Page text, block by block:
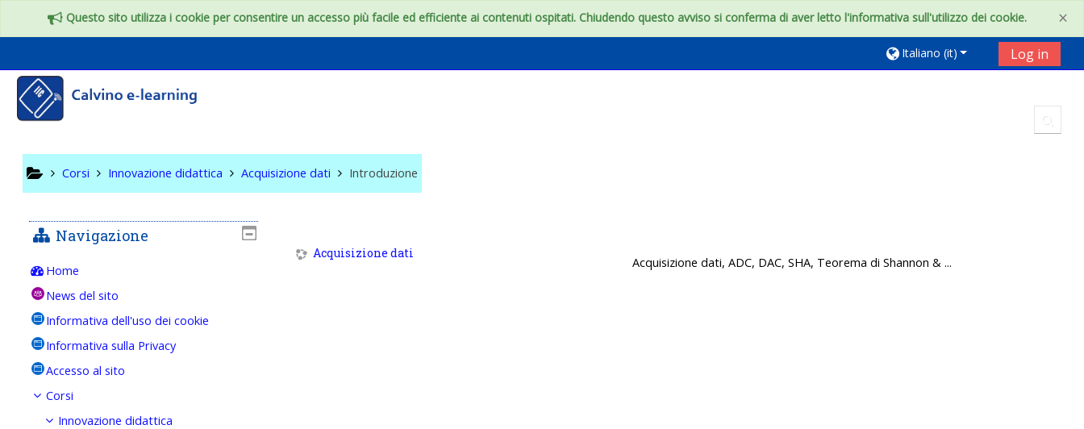
×
Questo sito utilizza i cookie per consentire un accesso più facile ed efficiente ai contenuti ospitati. Chiudendo questo avviso si conferma di aver letto l'informativa sull'utilizzo dei cookie.
Italiano ‎(it)‎ Log in
Corsi Innovazione didattica Acquisizione dati Introduzione
Acquisizione dati
Acquisizione dati, ADC, DAC, SHA, Teorema di Shannon & ...
Navigazione
Home
News del sito
Informativa dell'uso dei cookie
Informativa sulla Privacy
Accesso al sito
Corsi
Innovazione didattica